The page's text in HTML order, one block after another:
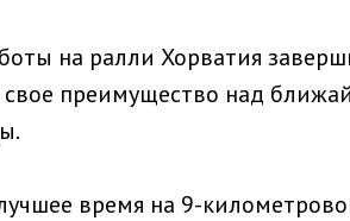
на ралли Хорватия
преимущество над
время на 9-